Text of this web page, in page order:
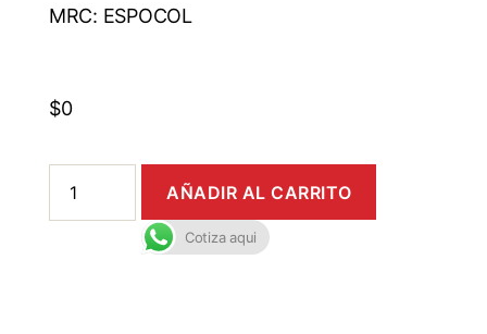
MRC: ESPOCOL
$0
AÑADIR AL CARRITO
Cotiza aqui